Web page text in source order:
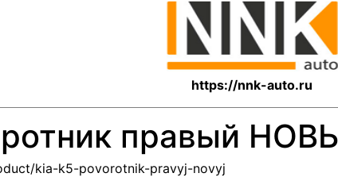
https://nnk-auto.ru
правый
kia-k5-povorotnik-pravyj-novyj